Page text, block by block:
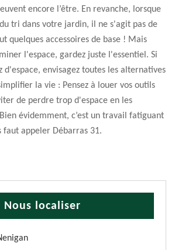
encore l’être. En revanche, lorsque
tri dans votre jardin, il ne s'agit pas de
quelques accessoires de base ! Mais
l'espace, gardez juste l'essentiel. Si
d'espace, envisagez toutes les alternatives
la vie : Pensez à louer vos outils
de perdre trop d'espace en les
évidemment, c’est un travail fatiguant
faut appeler Débarras 31.
Nous localiser